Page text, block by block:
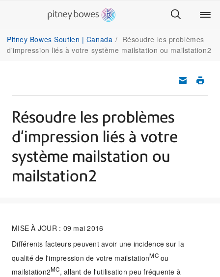
Pitney Bowes Soutien | Canada
Résoudre les problèmes
d'impression liés à votre système mailstation ou mailstation2
Résoudre les problèmes
d'impression liés à votre
système mailstation ou
mailstation2
MISE À JOUR : 09 mai 2016
Différents facteurs peuvent avoir une incidence sur la
qualité de l'impression de votre mailstationMCou
mailstation2MC, allant de l'utilisation peu fréquente à